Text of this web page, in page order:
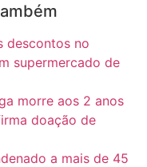
descontos no
supermercado de
morre aos 2 anos
doação de
a mais de 45